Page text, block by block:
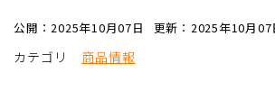
公開：2025年10月07日 更新：2025年10月07
カテゴリ 商品情報